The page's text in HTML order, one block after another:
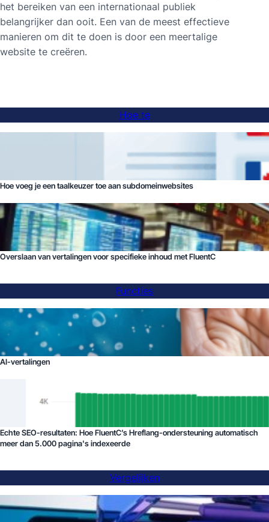
het bereiken van een internationaal publiek
belangrijker dan ooit. Een van de meest effectieve
manieren om dit te doen is door een meertalige
website te creëren.
Hoe te
Hoe voeg je een taalkeuzer toe aan subdomeinwebsites
Overslaan van vertalingen voor specifieke inhoud met FluentC
Functies
AI-vertalingen
Echte SEO-resultaten: Hoe FluentC’s Hreflang-ondersteuning automatisch
meer dan 5.000 pagina's indexeerde
Vergelijken